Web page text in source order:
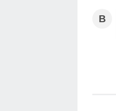
B